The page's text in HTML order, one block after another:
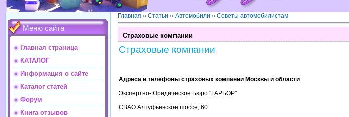
Меню сайта
Главная страница
КАТАЛОГ
Информация о сайте
Каталог статей
Форум
Книга отзывов
Главная » Статьи » Автомобили » Советы автомобилистам
Страховые компании
Страховые компании
Адреса и телефоны страховых компании Москвы и области
Экспертно-Юридическое Бюро "ГАРБОР"
СВАО Алтуфьевское шоссе, 60